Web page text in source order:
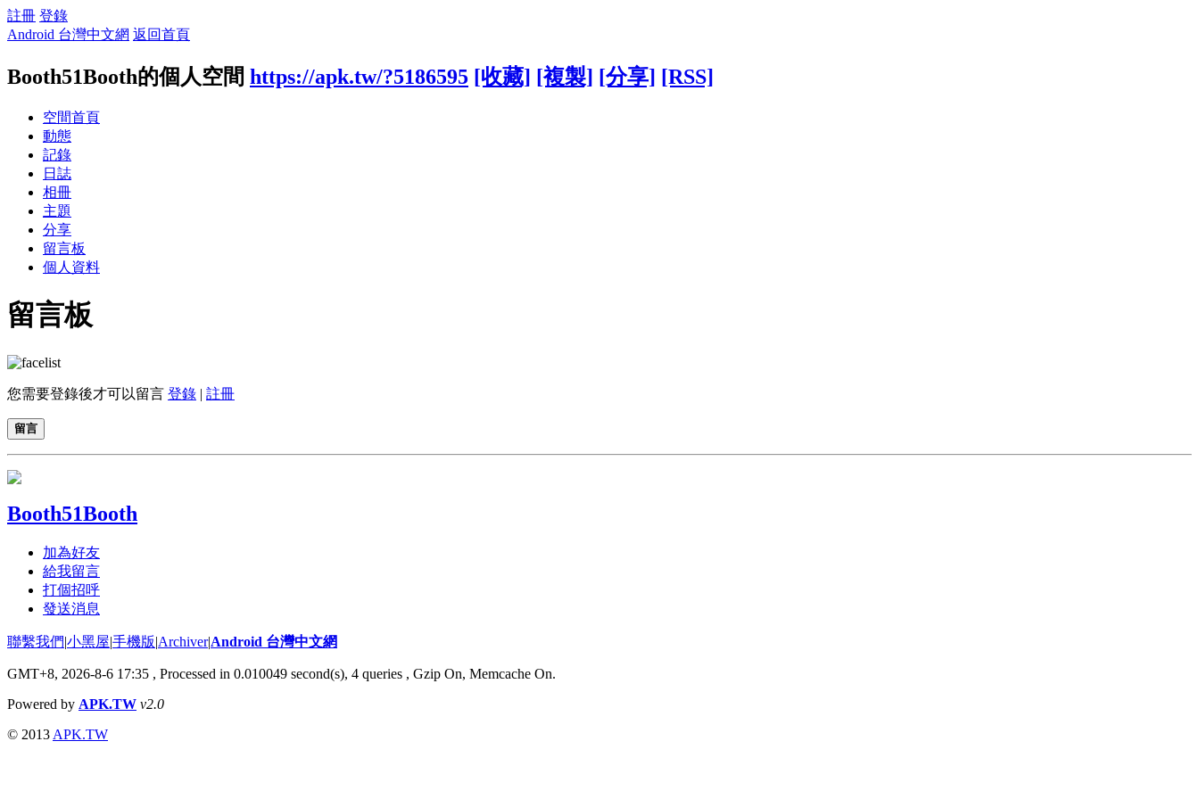
註冊 登錄
Android 台灣中文網 返回首頁
Booth51Booth的個人空間 https://apk.tw/?5186595 [收藏] [複製] [分享] [RSS]
空間首頁
動態
記錄
日誌
相冊
主題
分享
留言板
個人資料
留言板
您需要登錄後才可以留言 登錄 | 註冊
留言
Booth51Booth
加為好友
給我留言
打個招呼
發送消息
聯繫我們|小黑屋|手機版|Archiver|Android 台灣中文網
GMT+8, 2026-8-6 17:35 , Processed in 0.010049 second(s), 4 queries , Gzip On, Memcache On.
Powered by APK.TW v2.0
© 2013 APK.TW